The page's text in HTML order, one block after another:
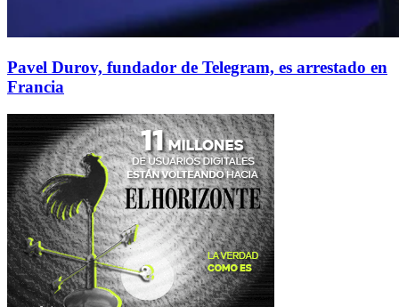
Pavel Durov, fundador de Telegram, es arrestado en
Francia